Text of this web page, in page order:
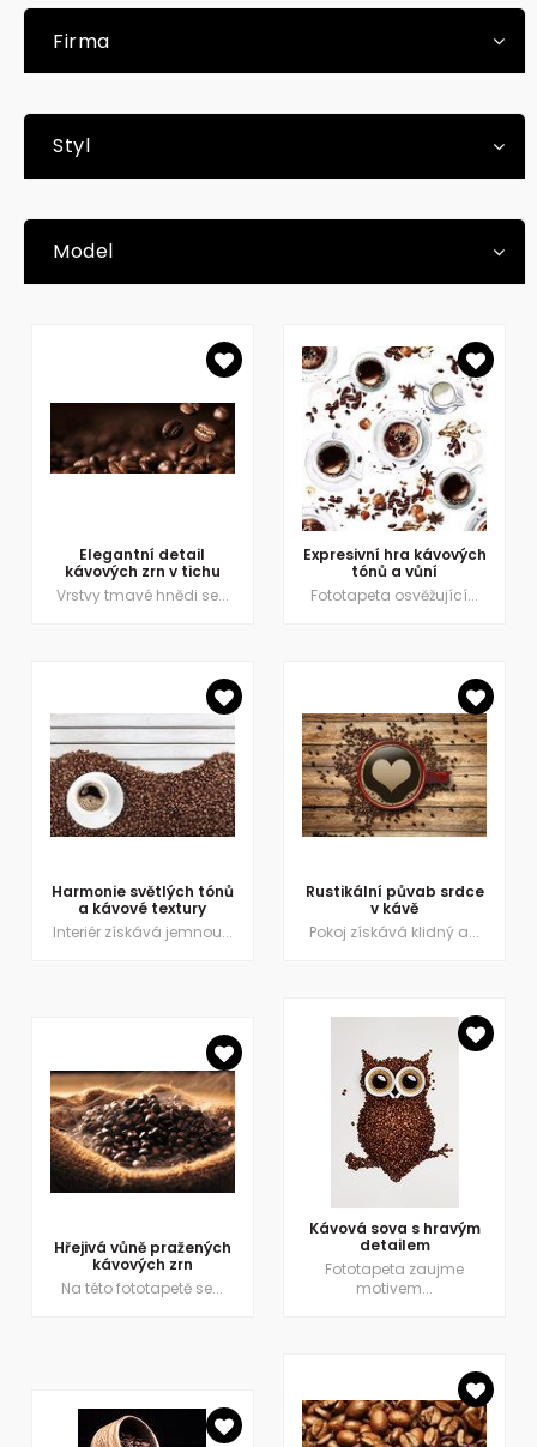
Firma
Styl
Model
Elegantní detail
kávových zrn v tichu
Vrstvy tmavé hnědi se...
Expresivní hra kávových
tónů a vůní
Fototapeta osvěžující...
Harmonie světlých tónů
a kávové textury
Interiér získává jemnou...
Rustikální půvab srdce
v kávě
Pokoj získává klidný a...
Hřejivá vůně pražených
kávových zrn
Na této fototapetě se...
Kávová sova s hravým
detailem
Fototapeta zaujme
motivem...